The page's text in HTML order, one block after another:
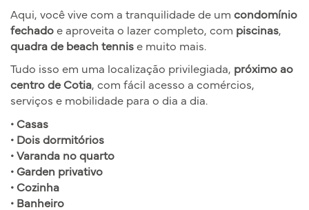
Aqui, você vive com a tranquilidade de um condomínio
fechado e aproveita o lazer completo, com piscinas,
quadra de beach tennis e muito mais.
Tudo isso em uma localização privilegiada, próximo ao
centro de Cotia, com fácil acesso a comércios,
serviços e mobilidade para o dia a dia.
• Casas
• Dois dormitórios
• Varanda no quarto
• Garden privativo
• Cozinha
• Banheiro